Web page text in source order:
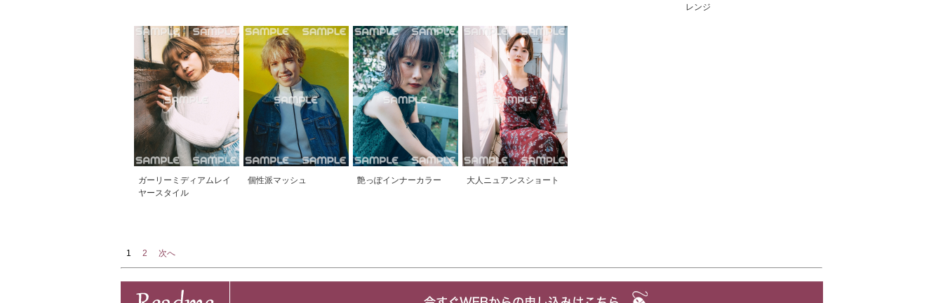
レンジ
ガーリーミディアムレイ
ヤースタイル
個性派マッシュ 艶っぽインナーカラー 大人ニュアンスショート
1 2 次へ